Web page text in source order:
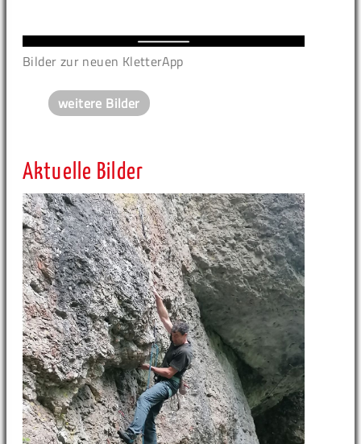
Bilder zur neuen KletterApp
weitere Bilder
Aktuelle Bilder